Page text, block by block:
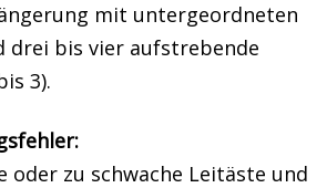
mit untergeordneten
drei bis vier aufstrebende
3).
oder zu schwache Leitäste und